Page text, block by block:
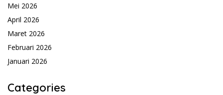
Mei 2026
April 2026
Maret 2026
Februari 2026
Januari 2026
Categories